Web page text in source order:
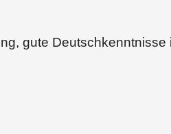
gute Deutschkenntnisse